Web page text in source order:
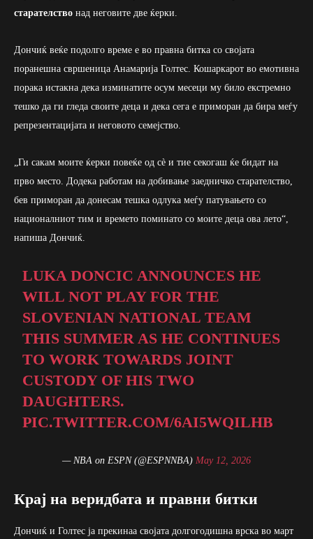
старателство над неговите две ќерки.
Дончиќ веќе подолго време е во правна битка со својата
поранешна свршеница Анамарија Голтес. Кошаркарот во емотивна
порака истакна дека изминатите осум месеци му било екстремно
тешко да ги гледа своите деца и дека сега е приморан да бира меѓу
репрезентацијата и неговото семејство.
„Ги сакам моите ќерки повеќе од сè и тие секогаш ќе бидат на
прво место. Додека работам на добивање заедничко старателство,
бев приморан да донесам тешка одлука меѓу патувањето со
националниот тим и времето поминато со моите деца ова лето“,
напиша Дончиќ.
LUKA DONCIC ANNOUNCES HE
WILL NOT PLAY FOR THE
SLOVENIAN NATIONAL TEAM
THIS SUMMER AS HE CONTINUES
TO WORK TOWARDS JOINT
CUSTODY OF HIS TWO
DAUGHTERS.
PIC.TWITTER.COM/6AI5WQILHB
— NBA on ESPN (@ESPNNBA) May 12, 2026
Крај на веридбата и правни битки
Дончиќ и Голтес ја прекинаа својата долгогодишна врска во март